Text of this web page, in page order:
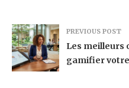
PREVIOUS POST
Les meilleurs
gamifier